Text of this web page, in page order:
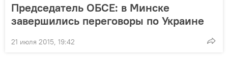
Председатель ОБСЕ: в Минске
завершились переговоры по Украине
21 июля 2015, 19:42